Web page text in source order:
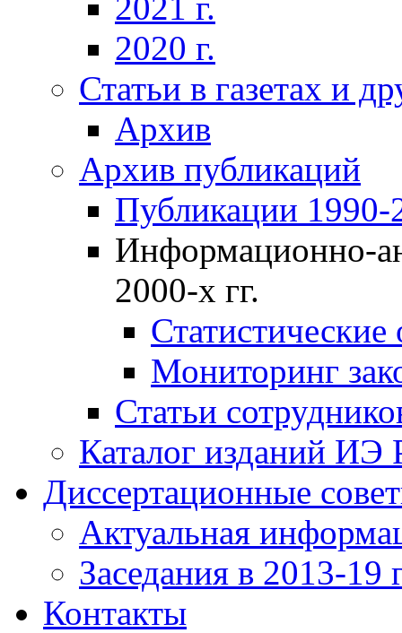
2020 г.
Статьи в газетах и
Архив
Архив публикаций
Публикации 1990-
Информационно-
2000-х гг.
Мониторинг
Статьи
Каталог изданий ИЭ
Диссертационные
Актуальная
Заседания в 2013-19
Контакты